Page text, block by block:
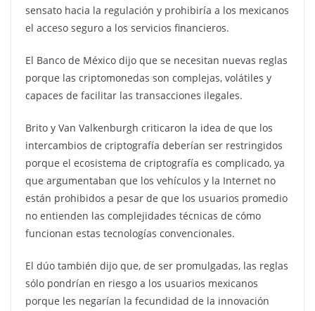
sensato hacia la regulación y prohibiría a los mexicanos
el acceso seguro a los servicios financieros.
El Banco de México dijo que se necesitan nuevas reglas
porque las criptomonedas son complejas, volátiles y
capaces de facilitar las transacciones ilegales.
Brito y Van Valkenburgh criticaron la idea de que los
intercambios de criptografía deberían ser restringidos
porque el ecosistema de criptografía es complicado, ya
que argumentaban que los vehículos y la Internet no
están prohibidos a pesar de que los usuarios promedio
no entienden las complejidades técnicas de cómo
funcionan estas tecnologías convencionales.
El dúo también dijo que, de ser promulgadas, las reglas
sólo pondrían en riesgo a los usuarios mexicanos
porque les negarían la fecundidad de la innovación